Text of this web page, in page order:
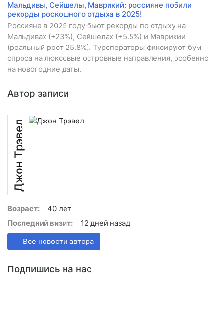
Мальдивы, Сейшелы, Маврикий: россияне побили
рекорды роскошного отдыха в 2025!
Россияне в 2025 году бьют рекорды по отдыху на
Мальдивах (+23%), Сейшелах (+5.5%) и Маврикии
(реальный рост 25.8%). Туроператоры фиксируют бум
спроса на люксовые островные направления, особенно
на новогодние даты.
Автор записи
Джон Трэвел
Возраст:
40 лет
Последний визит:
12 дней назад
Все новости автора
Подпишись на нас